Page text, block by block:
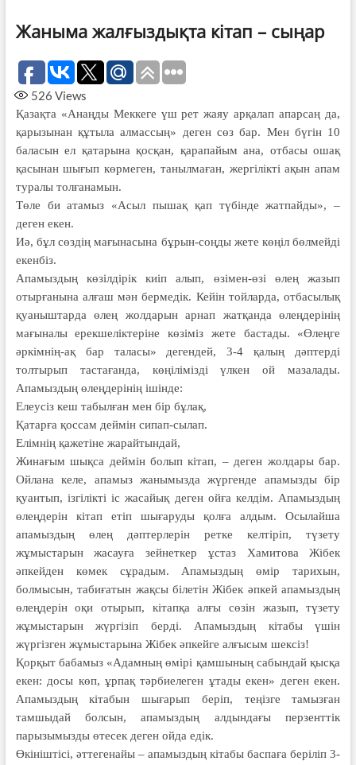
Жаныма жалғыздықта кітап – сыңар
526 Views
Қазақта «Анаңды Меккеге үш рет жаяу арқалап апарсаң да,
қарызынан құтыла алмассың» деген сөз бар. Мен бүгін 10
баласын ел қатарына қосқан, қарапайым ана, отбасы ошақ
қасынан шығып көрмеген, танылмаған, жергілікті ақын апам
туралы толғанамын.
Төле би атамыз «Асыл пышақ қап түбінде жатпайды», –
деген екен.
Иә, бұл сөздің мағынасына бұрын-соңды жете көңіл бөлмейді
екенбіз.
Апамыздың көзілдірік киіп алып, өзімен-өзі өлең жазып
отырғанына алғаш мән бермедік. Кейін тойларда, отбасылық
қуаныштарда өлең жол­дарын арнап жатқанда өлеңдерінің
мағы­налы ерекшеліктеріне көзіміз жете бастады. «Өлеңге
әркімнің-ақ бар таласы» дегендей, 3-4 қалың дәптерді
толтырып тастағанда, көңілімізді үлкен ой мазалады.
Апамыздың өлеңдерінің ішінде:
Елеусіз кеш табылған мен бір бұлақ,
Қатарға қоссам деймін сипап-сылап.
Елімнің қажетіне жарайтындай,
Жинағым шықса деймін болып кітап, – деген жолдары бар.
Ойлана келе, апамыз жанымызда жүргенде апамызды бір
қуантып, ізгілікті іс жасайық деген ойға келдім. Апамыздың
өлеңдерін кітап етіп шығаруды қолға алдым. Осылайша
апамыздың өлең дәптерлерін ретке келтіріп, түзету
жұмыстарын жасауға зейнеткер ұстаз Хамитова Жібек
әпкейден көмек сұрадым. Апамыздың өмір тарихын,
болмысын, табиғатын жақсы білетін Жібек әпкей апамыздың
өлеңдерін оқи отырып, кітапқа алғы сөзін жазып, түзету
жұмыстарын жүргізіп берді. Апамыздың кітабы үшін
жүргізген жұмыстарына Жібек әпкейге алғысым шексіз!
Қорқыт бабамыз «Адамның өмірі қамшының сабындай қысқа
екен: досы көп, ұрпақ тәрбиелеген ұтады екен» деген екен.
Апамыздың кітабын шығарып беріп, теңізге тамызған
тамшыдай болсын, апамыздың алдындағы перзенттік
парызымызды өтесек деген ойда едік.
Өкініштісі, әттегенайы – апамыздың кітабы баспаға беріліп 3-